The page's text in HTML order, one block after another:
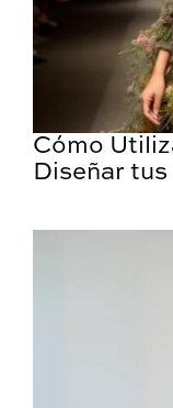
Cómo
Diseñar